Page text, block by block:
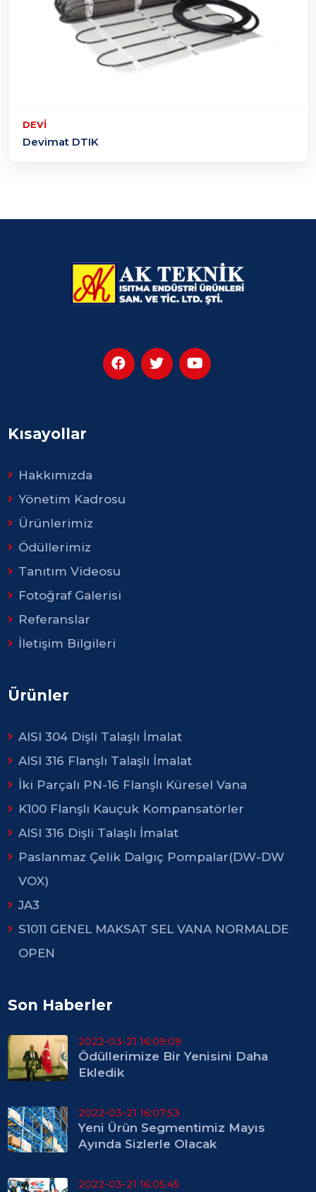
DEVI
Devimat DTIK
Kısayollar
Hakkımızda
Yönetim Kadrosu
Ürünlerimiz
Ödüllerimiz
Tanıtım Videosu
Fotoğraf Galerisi
Referanslar
İletişim Bilgileri
Ürünler
AISI 304 Dişli Talaşlı İmalat
AISI 316 Flanşlı Talaşlı İmalat
İki Parçalı PN-16 Flanşlı Küresel Vana
K100 Flanşlı Kauçuk Kompansatörler
AISI 316 Dişli Talaşlı İmalat
Paslanmaz Çelik Dalgıç Pompalar(DW-DW
VOX)
JA3
S1011 GENEL MAKSAT SEL VANA NORMALDE
OPEN
Son Haberler
2022-03-21 16:09:09
Ödüllerimize Bir Yenisini Daha
Ekledik
2022-03-21 16:07:53
Yeni Ürün Segmentimiz Mayıs
Ayında Sizlerle Olacak
2022-03-21 16:05:45